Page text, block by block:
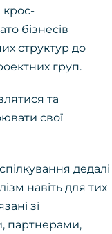
крос-
бізнесів
структур до
груп.
та
свої
дедалі
навіть для тих
зі
партнерами,